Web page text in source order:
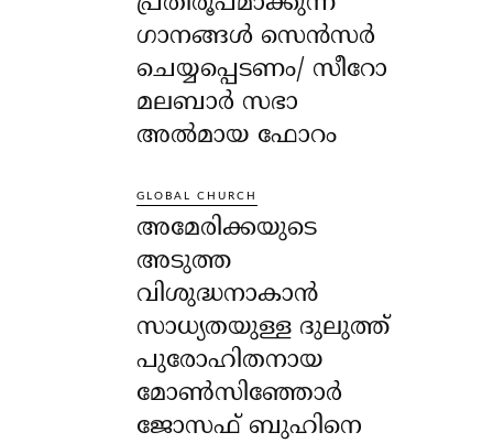
ഗാനങ്ങൾ സെൻസർ
ചെയ്യപ്പെടണം/ സീറോ
മലബാർ സഭാ
അൽമായ ഫോറം
GLOBAL CHURCH
അമേരിക്കയുടെ
അടുത്ത
വിശുദ്ധനാകാൻ
സാധ്യതയുള്ള ദുലുത്ത്
പുരോഹിതനായ
മോൺസിഞ്ഞോർ
ജോസഫ് ബുഹിനെ